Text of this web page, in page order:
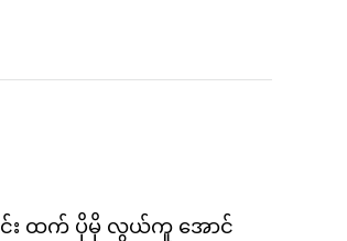
၎င်း ထက် ပိုမို လွယ်ကူ အောင်